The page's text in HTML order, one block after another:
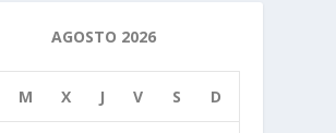
AGOSTO 2026
M X J V S D